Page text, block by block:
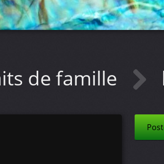
de famille